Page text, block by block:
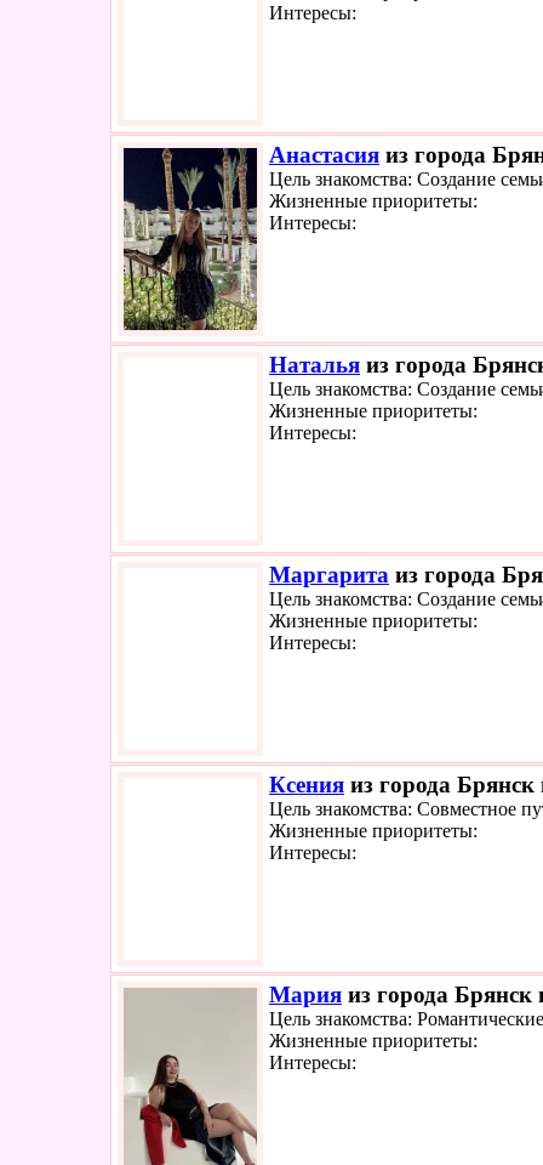
Интересы:
Анастасия из города
Цель знакомства: Создание
Жизненные приоритеты:
Интересы:
Наталья из города
Цель знакомства: Создание
Жизненные приоритеты:
Интересы:
Маргарита из города
Цель знакомства: Создание
Жизненные приоритеты:
Интересы:
Ксения из города
Цель знакомства: Совместное
Жизненные приоритеты:
Интересы:
Мария из города Брянск
Цель знакомства:
Жизненные приоритеты:
Интересы: